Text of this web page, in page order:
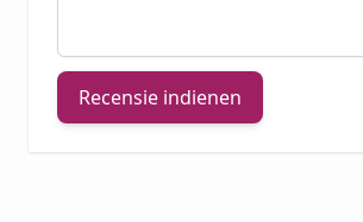
Recensie indienen